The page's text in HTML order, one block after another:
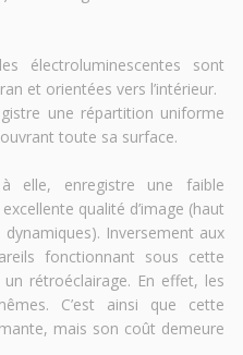
électroluminescentes sont
et orientées vers l’intérieur.
une répartition uniforme
toute sa surface.
elle, enregistre une faible
qualité d’image (haut
Inversement aux
fonctionnant sous cette
rétroéclairage. En effet, les
C’est ainsi que cette
mais son coût demeure